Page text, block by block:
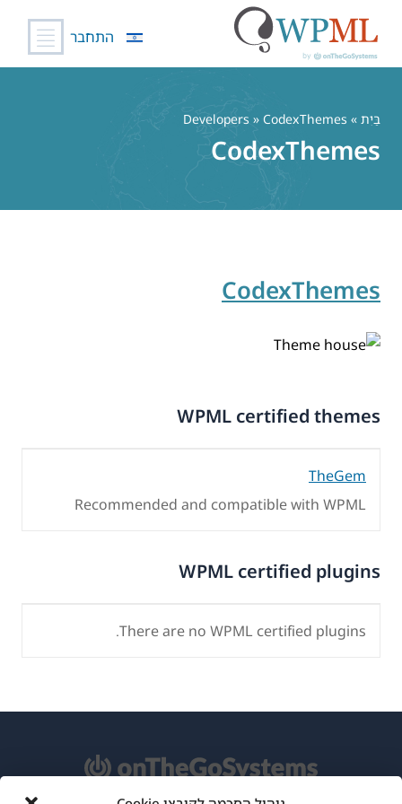
התחבר
בַּיִת » Developers » CodexThemes
CodexThemes
CodexThemes
WPML certified themes
TheGem
Recommended and compatible with WPML
WPML certified plugins
There are no WPML certified plugins.